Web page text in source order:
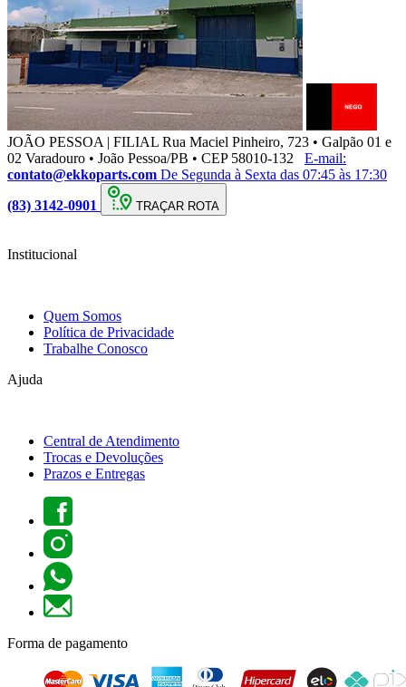
JOÃO PESSOA | FILIAL Rua Maciel Pinheiro, 723 • Galpão 01 e
02 Varadouro • João Pessoa/PB • CEP 58010-132
E-mail:
contato@ekkoparts.com De Segunda à Sexta das 07:45 às 17:30
(83) 3142-0901
TRAÇAR ROTA
Institucional
Quem Somos
Política de Privacidade
Trabalhe Conosco
Ajuda
Central de Atendimento
Trocas e Devoluções
Prazos e Entregas
Forma de pagamento